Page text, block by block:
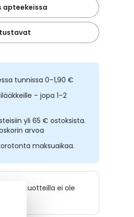
apteekeissa
tunnissa 0–1,90 €
– jopa 1–2
yli 65 € ostoksista.
arvoa
maksuaikaa.
tuotteilla ei ole